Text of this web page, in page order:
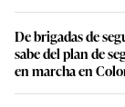
De brigadas de
sabe del plan de
en marcha en